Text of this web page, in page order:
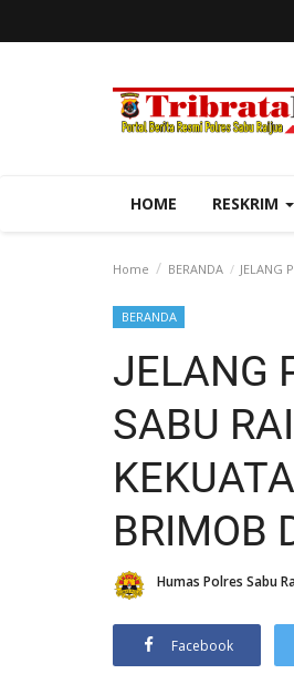
HOME RESKRIM
Home BERANDA JELANG
BERANDA
JELANG
SABU
BRIMOB
Humas Polres Sabu
Facebook